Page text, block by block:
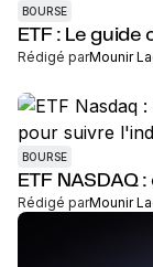
BOURSE
ETF : Le
Rédigé parMounir
BOURSE
ETF
Rédigé parMounir